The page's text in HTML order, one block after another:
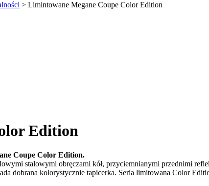
> Limintowane Megane Coupe Color Edition
Edition
Coupe Color Edition.
stalowymi obręczami kół, przyciemnianymi przednimi
dobrana kolorystycznie tapicerka. Seria limitowana Color